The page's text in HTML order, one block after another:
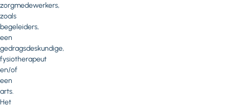
zorgmedewerkers,
zoals
begeleiders,
een
gedragsdeskundige,
fysiotherapeut
en/of
een
arts.
Het